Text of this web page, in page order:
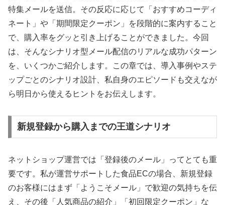
特集メールを送信。その反応に応じて「おすすめコーディ
ネート」や「期間限定クーポン」を段階的に案内すること
で、購入率をグッと引き上げることができました。今回
は、そんなシナリオ型メール配信のリアルな成功パターン
を、いくつかご紹介します。この章では、導入事例やステ
ップごとのシナリオ設計、私自身のエピソードも交えなが
ら明日から使えるヒントをお伝えします。
新規登録から購入までの王道シナリオ
ネットショップ運営では「登録後のメール」ってとても重
要です。私が運営サポートした食品ECの場合、新規登録
のお客様にはまず「ようこそメール」で歓迎の気持ちを伝
え、その後「人気商品の紹介」「初回限定クーポン」な